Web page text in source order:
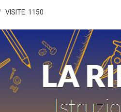
VISITE: 1150